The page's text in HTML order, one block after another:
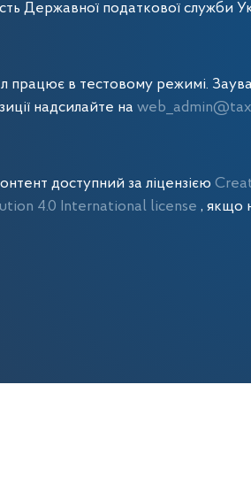
Державної податкової служби
працює в тестовому режимі.
надсилайте на
доступний за ліцензією
4.0 International license , якщо